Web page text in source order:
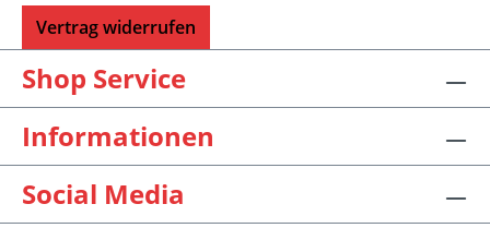
Vertrag widerrufen
Shop Service
Informationen
Social Media